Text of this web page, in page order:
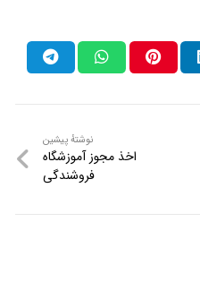
نوشتهٔ پیشین
پیشیناخذ مجوز آموزشگاه
فروشندگی